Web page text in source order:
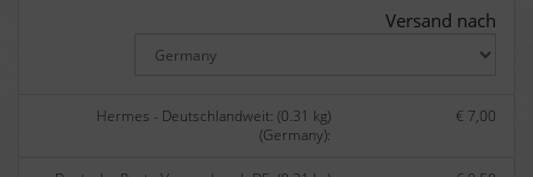
Versand nach
Hermes - Deutschlandweit: (0.31 kg)
(Germany):
€ 7,00